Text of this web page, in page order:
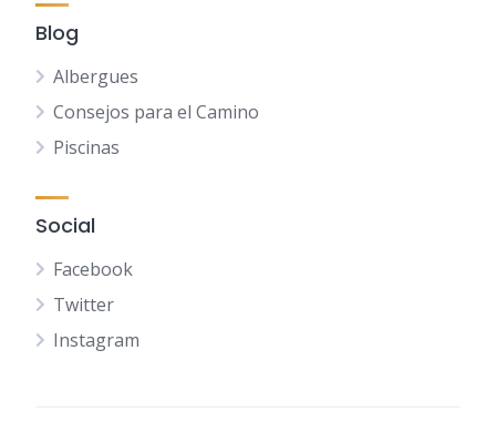
Blog
Albergues
Consejos para el Camino
Piscinas
Social
Facebook
Twitter
Instagram